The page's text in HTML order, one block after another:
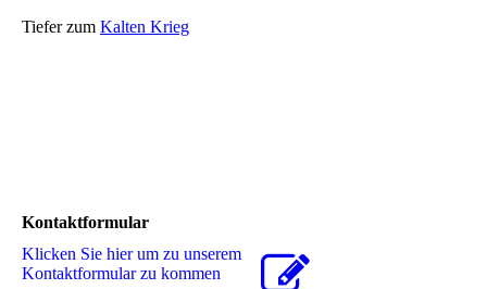
Tiefer zum Kalten Krieg
Kontaktformular
Klicken Sie hier um zu unserem
Kon­takt­for­mu­lar zu kommen